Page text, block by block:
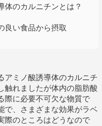
体のカルニチンとは？
良い食品から摂取
アミノ酸誘導体のカルニチ
触れましたが体内の脂肪酸
際に必要不可欠な物質で
で、さまざまな効果がラベ
際のところはどうなので